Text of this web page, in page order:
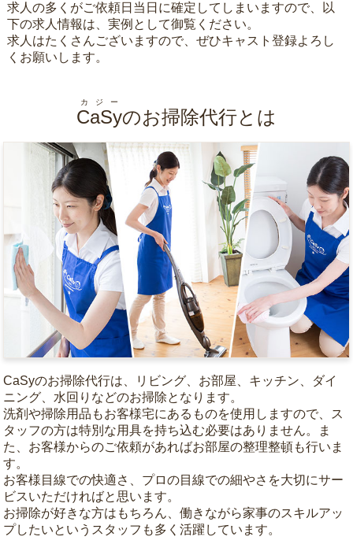
求人の多くがご依頼日当日に確定してしまいますので、以
下の求人情報は、実例として御覧ください。
求人はたくさんございますので、ぜひキャスト登録よろし
くお願いします。
CaSy
カジー
のお掃除代行とは
CaSyのお掃除代行は、リビング、お部屋、キッチン、ダイ
ニング、水回りなどのお掃除となります。
洗剤や掃除用品もお客様宅にあるものを使用しますので、ス
タッフの方は特別な用具を持ち込む必要はありません。ま
た、お客様からのご依頼があればお部屋の整理整頓も行いま
す。
お客様目線での快適さ、プロの目線での細やさを大切にサー
ビスいただければと思います。
お掃除が好きな方はもちろん、働きながら家事のスキルアッ
プしたいというスタッフも多く活躍しています。